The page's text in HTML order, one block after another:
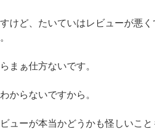
けど、たいていはレビューが悪く
まぁ仕方ないです。
からないですから。
ューが本当かどうかも怪しいこと